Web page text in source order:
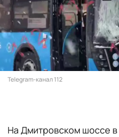
Telegram-канал 112
На Дмитровском шоссе